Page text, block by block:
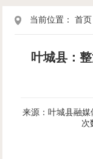
当前位置：首页
叶城县：
来源：叶城县融媒
次